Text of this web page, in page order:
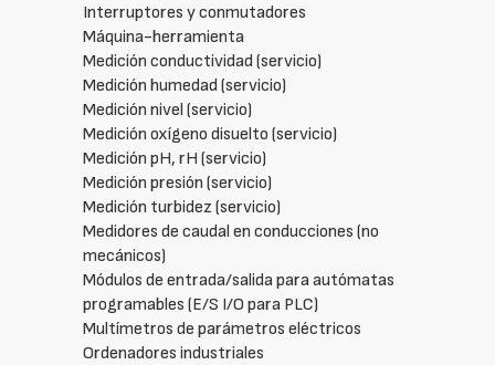
Interruptores y conmutadores
Máquina-herramienta
Medición conductividad (servicio)
Medición humedad (servicio)
Medición nivel (servicio)
Medición oxígeno disuelto (servicio)
Medición pH, rH (servicio)
Medición presión (servicio)
Medición turbidez (servicio)
Medidores de caudal en conducciones (no
mecánicos)
Módulos de entrada/salida para autómatas
programables (E/S I/O para PLC)
Multímetros de parámetros eléctricos
Ordenadores industriales